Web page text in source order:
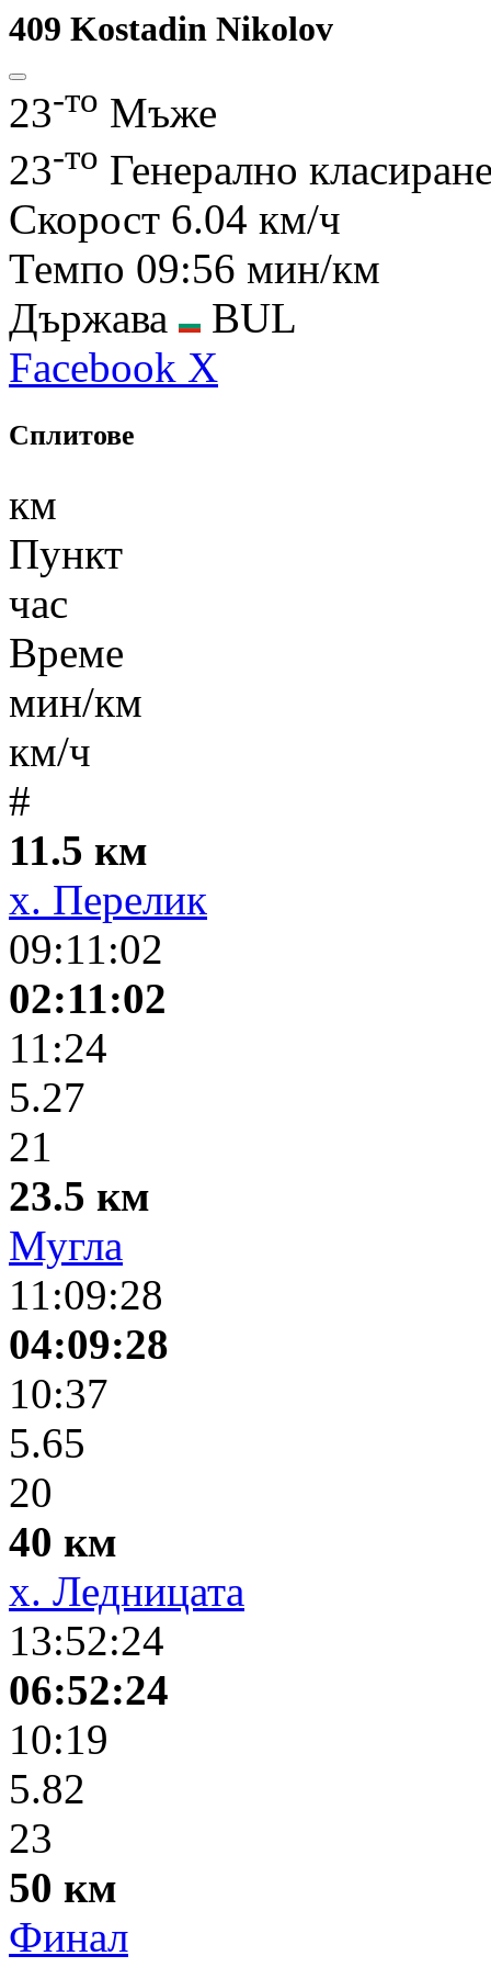
409 Kostadin Nikolov
23-то Мъже
23-то Генерално
Скорост 6.04 км/ч
Темпо 09:56 мин/км
Държава
BUL
Facebook X
Сплитове
км
Пункт
час
Време
мин/км
км/ч
#
11.5 км
х. Перелик
09:11:02
02:11:02
11:24
5.27
21
23.5 км
Мугла
11:09:28
04:09:28
10:37
5.65
20
40 км
х. Ледницата
13:52:24
06:52:24
10:19
5.82
23
50 км
Финал